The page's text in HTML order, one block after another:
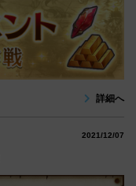
詳細へ
2021/12/07